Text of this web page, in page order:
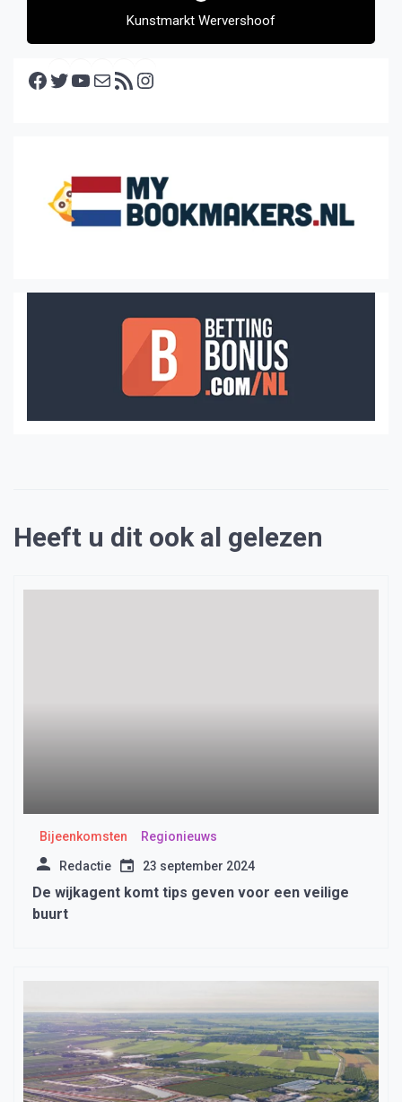
Kunstmarkt Wervershoof
Facebook Twitter YouTube E-mail RSS feed
Heeft u dit ook al gelezen
Bijeenkomsten Regionieuws
Redactie 23 september 2024
De wijkagent komt tips geven voor een veilige
buurt